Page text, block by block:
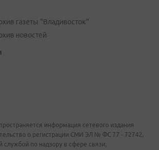
газеты "Владивосток"
новостей
информация сетевого издания
о регистрации СМИ ЭЛ № ФС 77 - 72742,
службой по надзору в сфере связи,